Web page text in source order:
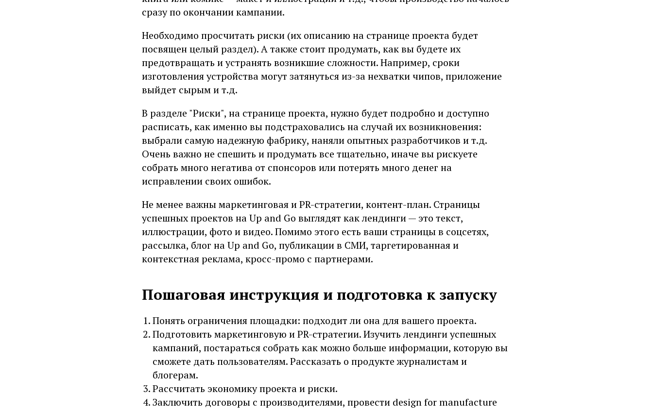
сразу по окончании кампании.
Необходимо просчитать риски (их описанию на странице проекта будет
посвящен целый раздел). А также стоит продумать, как вы будете их
предотвращать и устранять возникшие сложности. Например, сроки
изготовления устройства могут затянуться из-за нехватки чипов, приложение
выйдет сырым и т.д.
В разделе "Риски", на странице проекта, нужно будет подробно и доступно
расписать, как именно вы подстраховались на случай их возникновения:
выбрали самую надежную фабрику, наняли опытных разработчиков и т.д.
Очень важно не спешить и продумать все тщательно, иначе вы рискуете
собрать много негатива от спонсоров или потерять много денег на
исправлении своих ошибок.
Не менее важны маркетинговая и PR-стратегии, контент-план. Страницы
успешных проектов на Up and Go выглядят как лендинги — это текст,
иллюстрации, фото и видео. Помимо этого есть ваши страницы в соцсетях,
рассылка, блог на Up and Go, публикации в СМИ, таргетированная и
контекстная реклама, кросс-промо с партнерами.
Пошаговая инструкция и подготовка к запуску
Понять ограничения площадки: подходит ли она для вашего проекта.
Подготовить маркетинговую и PR-стратегии. Изучить лендинги успешных
кампаний, постараться собрать как можно больше информации, которую вы
сможете дать пользователям. Рассказать о продукте журналистам и
блогерам.
Рассчитать экономику проекта и риски.
Заключить договоры с производителями, провести design for manufacture